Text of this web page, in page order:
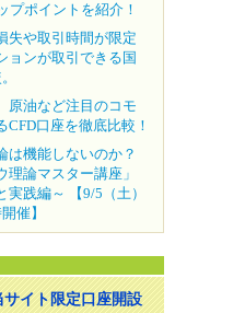
プポイントを紹介！
失や取引時間が限定
ョンが取引できる国
原油など注目のコモ
口座を徹底比較！
は機能しないのか？
論マスター講座」
践編～ 【9/5（土）
催】
サイト限定口座開設